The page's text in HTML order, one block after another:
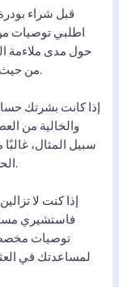
قبل شراء
اطلبي توصيات
حول مدى ملاءمة
من حيث التغطية وطول العمر واللمسة النهائية الشاملة.
إذا كانت بشرتك
والخالية من
سبيل المثال،
الحساسة وتوفر لمسة نهائية طبيعية وجيدة التهوية.
إذا كنت لا
فاستشيري
توصيات
لمساعدتك في